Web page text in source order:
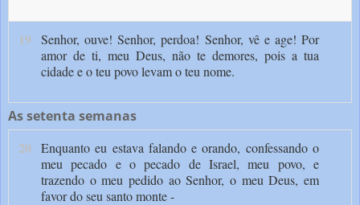
19 Senhor, ouve! Senhor, perdoa! Senhor, vê e age! Por
amor de ti, meu Deus, não te demores, pois a tua
cidade e o teu povo levam o teu nome.
As setenta semanas
20 Enquanto eu estava falando e orando, confessando o
meu pecado e o pecado de Israel, meu povo, e
trazendo o meu pedido ao Senhor, o meu Deus, em
favor do seu santo monte -